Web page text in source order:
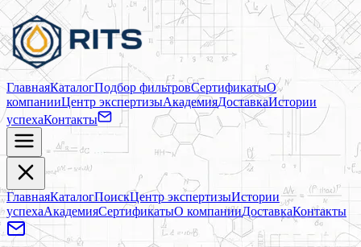
ГлавнаяКаталогПодбор фильтровСертификатыО
компанииЦентр экспертизыАкадемияДоставкаИстории
успехаКонтакты
ГлавнаяКаталогПоискЦентр экспертизыИстории
успехаАкадемияСертификатыО компанииДоставкаКонтакты